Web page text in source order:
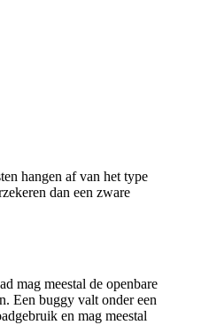
hangen af van het type
dan een zware
mag meestal de openbare
Een buggy valt onder een
en mag meestal